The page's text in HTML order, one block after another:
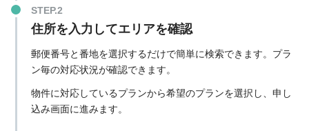
住所を入力してエリアを確認
郵便番号と番地を選択するだけで簡単に検索できます。プラ
ン毎の対応状況が確認できます。
物件に対応しているプランから希望のプランを選択し、申し
込み画面に進みます。